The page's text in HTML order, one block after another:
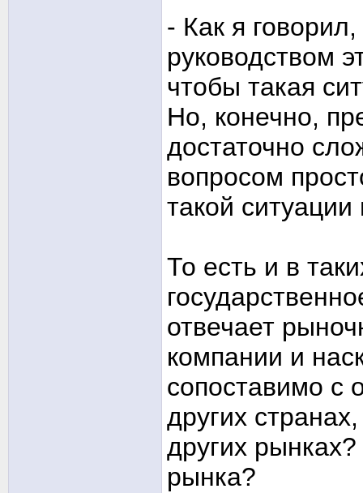
- Как я
руководством
чтобы такая
Но, конечно,
достаточно
вопросом
такой
То есть и в
отвечает
компании и
сопоставимо с
других
других
рынка?